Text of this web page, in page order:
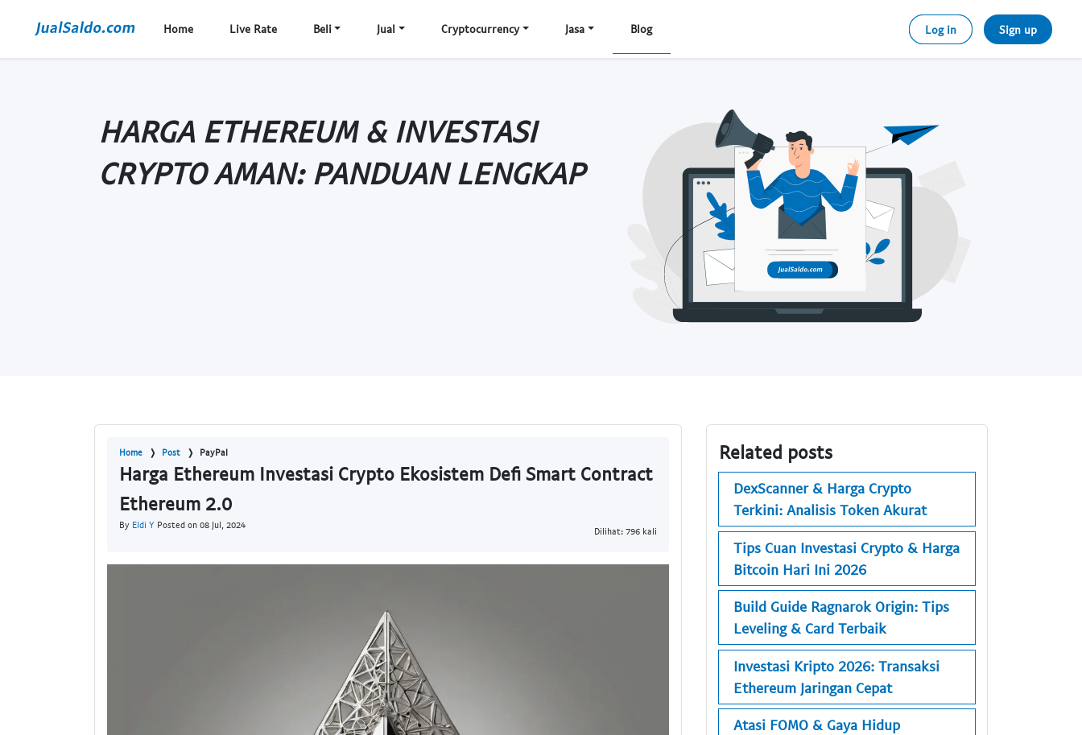
Home Live Rate Beli Jual Cryptocurrency Jasa Blog Log in Sign up
HARGA ETHEREUM & INVESTASI
CRYPTO AMAN: PANDUAN LENGKAP
Home Post PayPal
Harga Ethereum Investasi Crypto Ekosistem Defi Smart Contract
Ethereum 2.0
By Eldi Y Posted on 08 Jul, 2024
Dilihat: 796 kali
Related posts
DexScanner & Harga Crypto
Terkini: Analisis Token Akurat
Tips Cuan Investasi Crypto & Harga
Bitcoin Hari Ini 2026
Build Guide Ragnarok Origin: Tips
Leveling & Card Terbaik
Investasi Kripto 2026: Transaksi
Ethereum Jaringan Cepat
Atasi FOMO & Gaya Hidup